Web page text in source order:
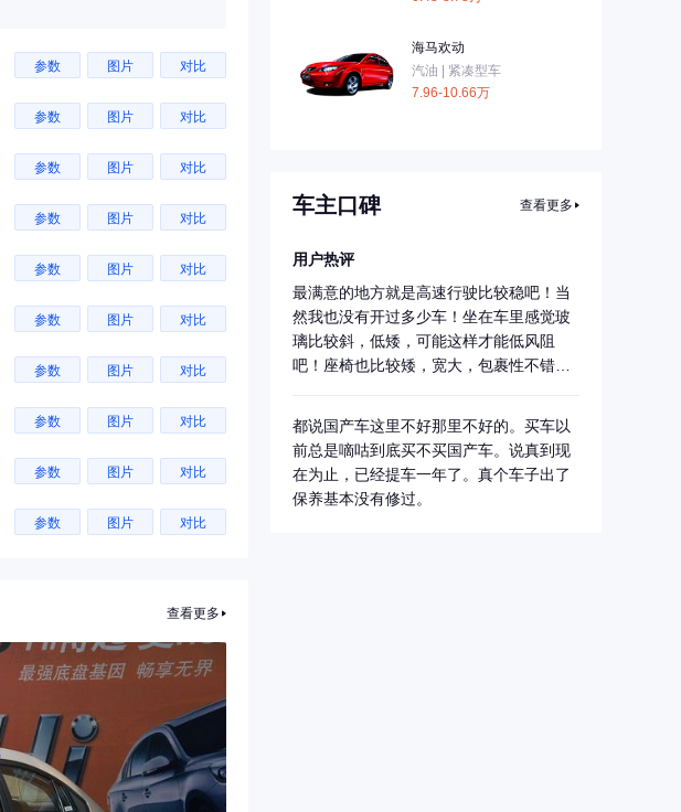
参数 图片 对比
参数 图片 对比
参数 图片 对比
参数 图片 对比
参数 图片 对比
参数 图片 对比
参数 图片 对比
参数 图片 对比
参数 图片 对比
参数 图片 对比
查看更多
海马欢动
汽油 | 紧凑型车
7.96-10.66万
车主口碑 查看更多
用户热评
最满意的地方就是高速行驶比较稳吧！当
然我也没有开过多少车！坐在车里感觉玻
璃比较斜，低矮，可能这样才能低风阻
吧！座椅也比较矮，宽大，包裹性不错，
都说国产车这里不好那里不好的。买车以
前总是嘀咕到底买不买国产车。说真到现
在为止，已经提车一年了。真个车子出了
保养基本没有修过。